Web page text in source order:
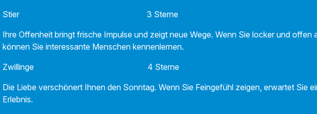
Stier 3 Sterne
Ihre Offenheit bringt frische Impulse und zeigt neue Wege. Wenn Sie locker und offen
können Sie interessante Menschen kennenlernen.
Zwillinge 4 Sterne
Die Liebe verschönert Ihnen den Sonntag. Wenn Sie Feingefühl zeigen, erwartet Sie
Erlebnis.